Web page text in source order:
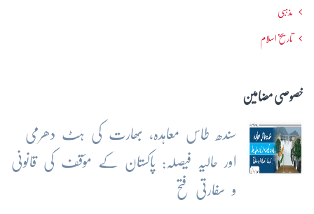
مذہبی
تاریخ اسلام
خصوصی مضامین
سندھ طاس معاہدہ، بھارت کی ہٹ دھرمی
اور حالیہ فیصلہ: پاکستان کے مؤقف کی قانونی
و سفارتی فتح